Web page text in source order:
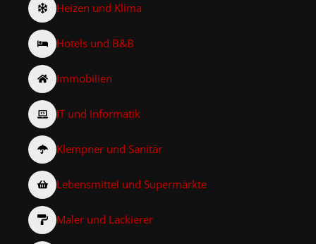
Heizen und Klima
Hotels und B&B
Immobilien
IT und Informatik
Klempner und Sanitär
Lebensmittel und Supermärkte
Maler und Lackierer